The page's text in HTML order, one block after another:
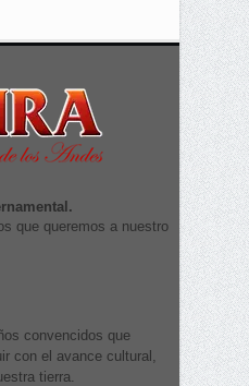
que queremos a nuestro
convencidos que
con el avance cultural,
tierra.